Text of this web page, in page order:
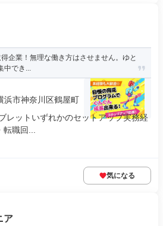
得企業！無理な働き方はさせません。ゆと
中でき...
浜市神奈川区鶴屋町
レットいずれかのセットアップ実務経
職回...
気になる
ア